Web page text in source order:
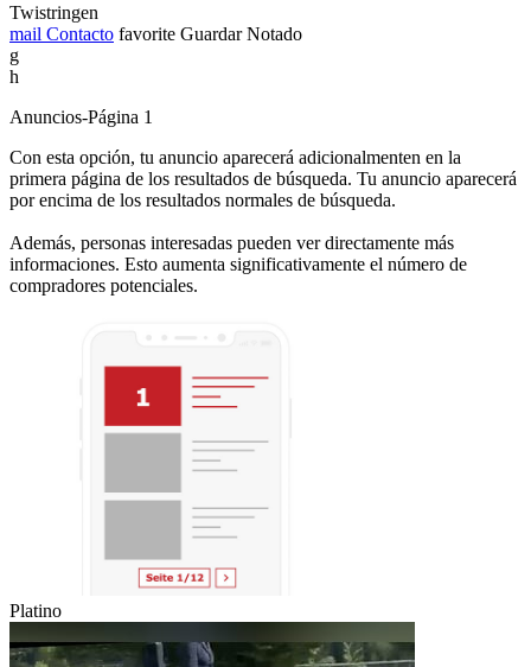
Twistringen
mail Contacto favorite Guardar Notado
g
h
Anuncios-Página 1
Con esta opción, tu anuncio aparecerá adicionalmenten en la
primera página de los resultados de búsqueda. Tu anuncio aparecerá
por encima de los resultados normales de búsqueda.
Además, personas interesadas pueden ver directamente más
informaciones. Esto aumenta significativamente el número de
compradores potenciales.
Platino